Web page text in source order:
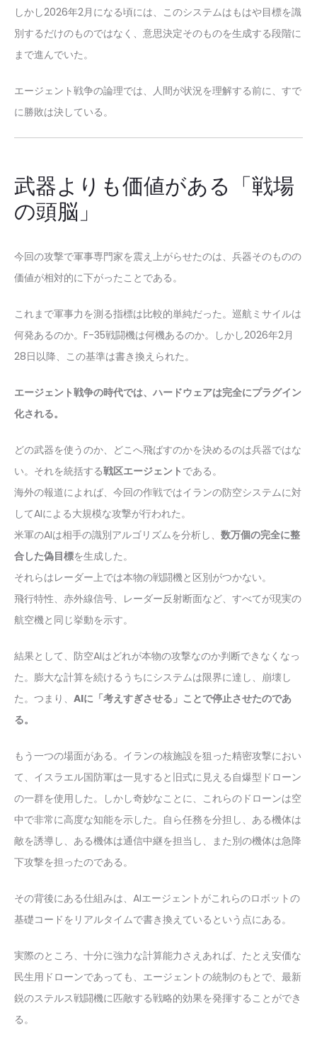
しかし2026年2月になる頃には、このシステムはもはや目標を識
別するだけのものではなく、意思決定そのものを生成する段階に
まで進んでいた。
エージェント戦争の論理では、人間が状況を理解する前に、すで
に勝敗は決している。
武器よりも価値がある「戦場
の頭脳」
今回の攻撃で軍事専門家を震え上がらせたのは、兵器そのものの
価値が相対的に下がったことである。
これまで軍事力を測る指標は比較的単純だった。巡航ミサイルは
何発あるのか。F-35戦闘機は何機あるのか。しかし2026年2月
28日以降、この基準は書き換えられた。
エージェント戦争の時代では、ハードウェアは完全にプラグイン
化される。
どの武器を使うのか、どこへ飛ばすのかを決めるのは兵器ではな
い。それを統括する戦区エージェント である。
海外の報道によれば、今回の作戦ではイランの防空システムに対
してAIによる大規模な攻撃が行われた。
米軍のAIは相手の識別アルゴリズムを分析し、 数万個の完全に整
合した偽目標を生成した。
それらはレーダー上では本物の戦闘機と区別がつかない。
飛行特性、赤外線信号、レーダー反射断面など、すべてが現実の
航空機と同じ挙動を示す。
結果として、防空AIはどれが本物の攻撃なのか判断できなくなっ
た。膨大な計算を続けるうちにシステムは限界に達し、崩壊し
た。つまり、 AIに「考えすぎさせる」ことで停止させたのであ
る。
もう一つの場面がある。イランの核施設を狙った精密攻撃におい
て、イスラエル国防軍は一見すると旧式に見える自爆型ドローン
の一群を使用した。しかし奇妙なことに、これらのドローンは空
中で非常に高度な知能を示した。自ら任務を分担し、ある機体は
敵を誘導し、ある機体は通信中継を担当し、また別の機体は急降
下攻撃を担ったのである。
その背後にある仕組みは、AIエージェントがこれらのロボットの
基礎コードをリアルタイムで書き換えているという点にある。
実際のところ、十分に強力な計算能力さえあれば、たとえ安価な
民生用ドローンであっても、エージェントの統制のもとで、最新
鋭のステルス戦闘機に匹敵する戦略的効果を発揮することができ
る。